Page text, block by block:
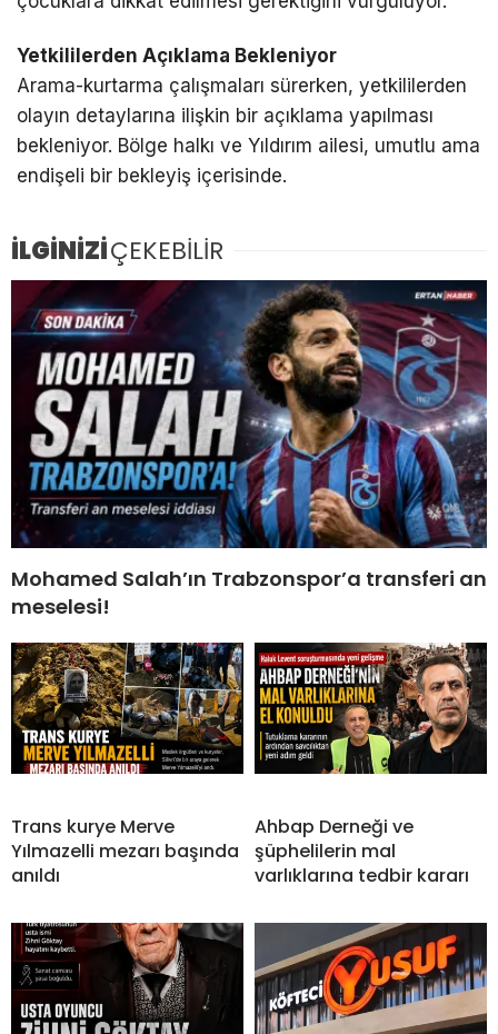
Yetkililerden Açıklama Bekleniyor
Arama-kurtarma çalışmaları sürerken, yetkililerden
olayın detaylarına ilişkin bir açıklama yapılması
bekleniyor. Bölge halkı ve Yıldırım ailesi, umutlu ama
endişeli bir bekleyiş içerisinde.
İLGİNİZİÇEKEBİLİR
Mohamed Salah’ın Trabzonspor’a transferi an
meselesi!
Trans kurye Merve
Yılmazelli mezarı başında
anıldı
Ahbap Derneği ve
şüphelilerin mal
varlıklarına tedbir kararı